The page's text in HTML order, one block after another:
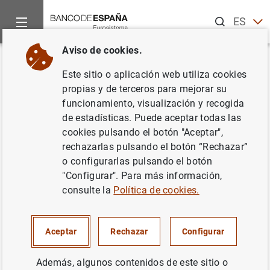
ESEN
Inicio Novedades
Volver
El BCE pide a las entidades de
crédito que se abstengan de
repartir dividendos o que los
limiten hasta septiembre de
SISTEMA MONETARIO Y FINANCIERO
SUPERVISIÓN PRUDENCIAL, MUS
Aviso de cookies.
Este sitio o aplicación web utiliza cookies
propias y de terceros para mejorar su
funcionamiento, visualización y recogida
de estadísticas. Puede aceptar todas las
cookies pulsando el botón "Aceptar",
rechazarlas pulsando el botón “Rechazar”
o configurarlas pulsando el botón
"Configurar". Para más información,
consulte la Política de cookies.
Aceptar Rechazar Configurar
Además, algunos contenidos de este sitio o